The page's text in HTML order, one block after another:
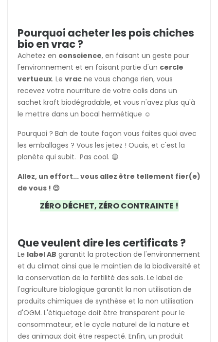
Pourquoi acheter les pois chiches
bio en vrac ?
Achetez en conscience, en faisant un geste pour
l'environnement et en faisant partie d'un cercle
vertueux. Le vrac ne vous change rien, vous
recevez votre nourriture de votre colis dans un
sachet kraft biodégradable, et vous n'avez plus qu'à
le mettre dans un bocal hermétique ☺️
Pourquoi ? Bah de toute façon vous faites quoi avec
les emballages ? Vous les jetez ! Ouais, et c'est la
planète qui subit. Pas cool. 😩
Allez, un effort... vous allez être tellement fier(e)
de vous ! 😌
ZÉRO DÉCHET, ZÉRO CONTRAINTE !
Que veulent dire les certificats ?
Le label AB garantit la protection de l'environnement
et du climat ainsi que le maintien de la biodiversité et
la conservation de la fertilité des sols. Le label de
l'agriculture biologique garantit la non utilisation de
produits chimiques de synthèse et la non utilisation
d'OGM. L'étiquetage doit être transparent pour le
consommateur, et le cycle naturel de la nature et
des animaux doit être respecté. Enfin, un produit